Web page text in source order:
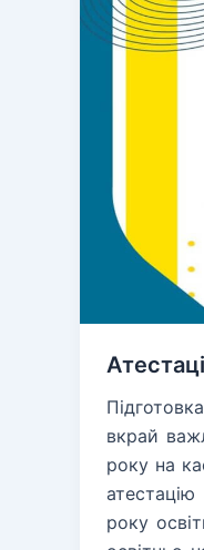
вкрай
року на
року